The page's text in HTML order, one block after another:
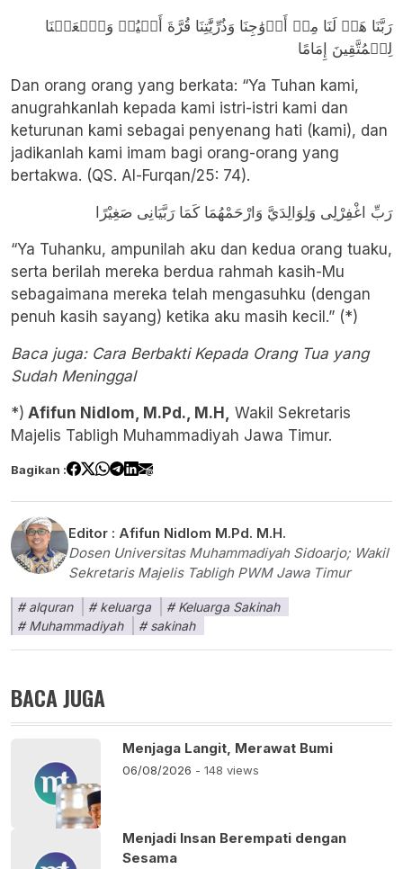
رَبَّنَا هَبۡ لَنَا مِنۡ أَزۡوَٰجِنَا وَذُرِّيَّٰتِنَا قُرَّةَ أَعۡيُنٖ وَٱجۡعَلۡنَا
لِلۡمُتَّقِينَ إِمَامًا
Dan orang orang yang berkata: “Ya Tuhan kami,
anugrahkanlah kepada kami istri-istri kami dan
keturunan kami sebagai penyenang hati (kami), dan
jadikanlah kami imam bagi orang-orang yang
bertakwa. (QS. Al-Furqan/25: 74).
رَبِّ اغْفِرْلِى وَلِوَالِدَيَّ وَارْحَمْهُمَا كَمَا رَبَّيَانِى صَغِيْرًا
“Ya Tuhanku, ampunilah aku dan kedua orang tuaku,
serta berilah mereka berdua rahmah kasih-Mu
sebagaimana mereka telah mengasuhku (dengan
penuh kasih sayang) ketika aku masih kecil.” (*)
Baca juga: Cara Berbakti Kepada Orang Tua yang
Sudah Meninggal
*) Afifun Nidlom, M.Pd., M.H, Wakil Sekretaris
Majelis Tabligh Muhammadiyah Jawa Timur.
Bagikan :
Editor : Afifun Nidlom M.Pd. M.H.
Dosen Universitas Muhammadiyah Sidoarjo; Wakil
Sekretaris Majelis Tabligh PWM Jawa Timur
alquran keluarga
Keluarga Sakinah
Muhammadiyah
sakinah
BACA JUGA
Menjaga Langit, Merawat Bumi
06/08/2026 - 148 views
Menjadi Insan Berempati dengan
Sesama